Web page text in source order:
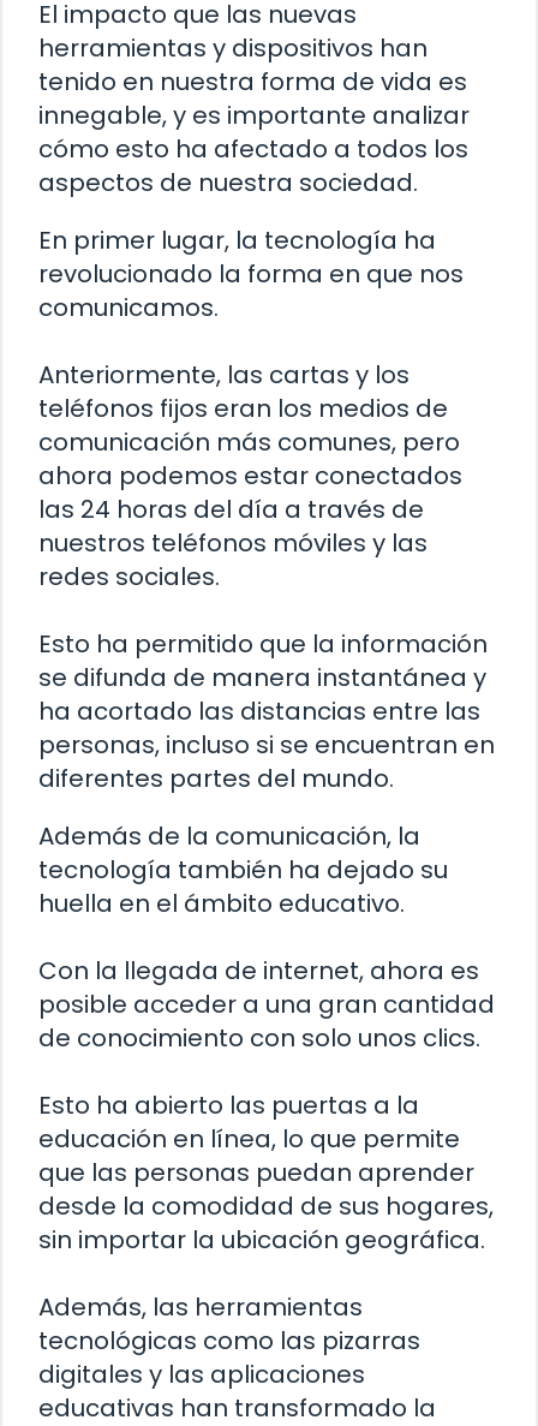
El impacto que las nuevas
herramientas y dispositivos han
tenido en nuestra forma de vida es
innegable, y es importante analizar
cómo esto ha afectado a todos los
aspectos de nuestra sociedad.
En primer lugar, la tecnología ha
revolucionado la forma en que nos
comunicamos.
Anteriormente, las cartas y los
teléfonos fijos eran los medios de
comunicación más comunes, pero
ahora podemos estar conectados
las 24 horas del día a través de
nuestros teléfonos móviles y las
redes sociales.
Esto ha permitido que la información
se difunda de manera instantánea y
ha acortado las distancias entre las
personas, incluso si se encuentran en
diferentes partes del mundo.
Además de la comunicación, la
tecnología también ha dejado su
huella en el ámbito educativo.
Con la llegada de internet, ahora es
posible acceder a una gran cantidad
de conocimiento con solo unos clics.
Esto ha abierto las puertas a la
educación en línea, lo que permite
que las personas puedan aprender
desde la comodidad de sus hogares,
sin importar la ubicación geográfica.
Además, las herramientas
tecnológicas como las pizarras
digitales y las aplicaciones
educativas han transformado la